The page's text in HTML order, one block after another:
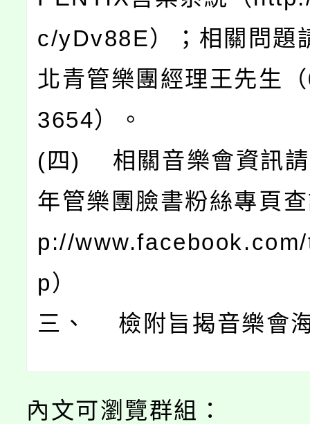
c/yDv88E）；相關問題
北青管樂團經理王先生
3654）。
(四) 相關音樂會資訊請
年管樂團臉書粉絲專頁
p://
p）
三、 檢附旨揭音樂會
內文可瀏覽群組：